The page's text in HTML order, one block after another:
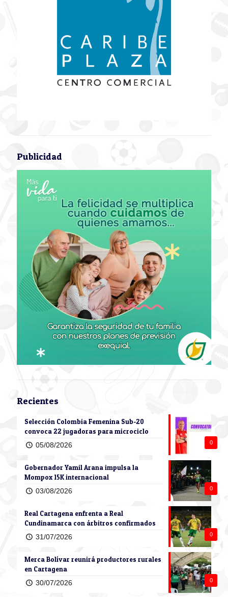
Publicidad
Recientes
0
Selección Colombia Femenina Sub-20
convoca 22 jugadoras para microciclo
05/08/2026
0
Gobernador Yamil Arana impulsa la
Mompox 15K internacional
03/08/2026
0
Real Cartagena enfrenta a Real
Cundinamarca con árbitros confirmados
31/07/2026
0
Merca Bolívar reunirá productores rurales
en Cartagena
30/07/2026